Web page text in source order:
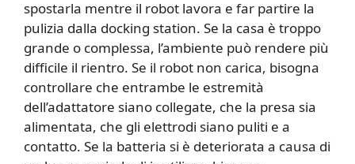
spostarla mentre il robot lavora e far partire la
pulizia dalla docking station. Se la casa è troppo
grande o complessa, l’ambiente può rendere più
difficile il rientro. Se il robot non carica, bisogna
controllare che entrambe le estremità
dell’adattatore siano collegate, che la presa sia
alimentata, che gli elettrodi siano puliti e a
contatto. Se la batteria si è deteriorata a causa di